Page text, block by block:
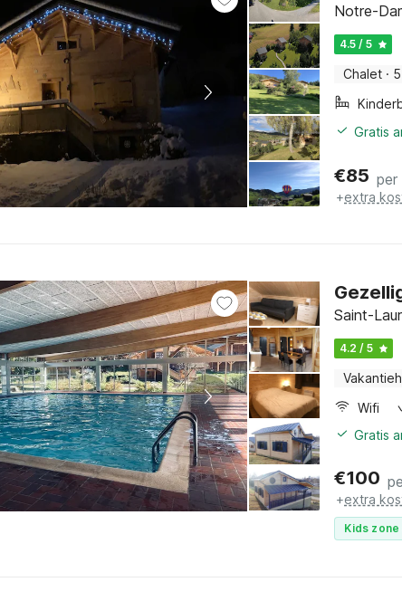
Notre-
4.5 / 5
Chalet ·
Gratis
€85 per
+extra
4.2 / 5
Wifi
Gratis
€100
+extra
Kids